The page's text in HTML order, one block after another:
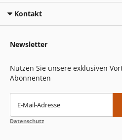
Kontakt
Newsletter
Nutzen Sie unsere exklusiven
Abonnenten
E-Mail-Adresse
Datenschutz